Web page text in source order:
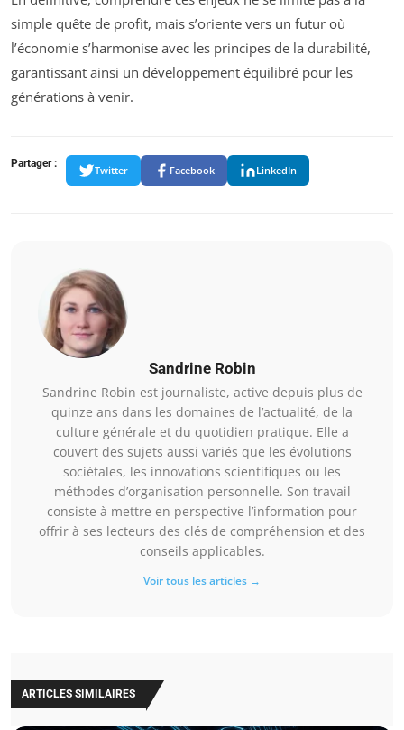
simple quête de profit, mais s’oriente vers un futur où
l’économie s’harmonise avec les principes de la durabilité,
garantissant ainsi un développement équilibré pour les
générations à venir.
Partager :
Twitter Facebook LinkedIn
Sandrine Robin
Sandrine Robin est journaliste, active depuis plus de
quinze ans dans les domaines de l’actualité, de la
culture générale et du quotidien pratique. Elle a
couvert des sujets aussi variés que les évolutions
sociétales, les innovations scientifiques ou les
méthodes d’organisation personnelle. Son travail
consiste à mettre en perspective l’information pour
offrir à ses lecteurs des clés de compréhension et des
conseils applicables.
Voir tous les articles →
ARTICLES SIMILAIRES